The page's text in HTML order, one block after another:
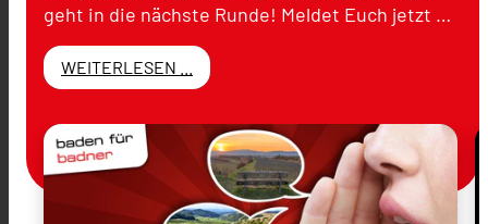
geht in die nächste Runde! Meldet Euch jetzt …
WEITERLESEN ...